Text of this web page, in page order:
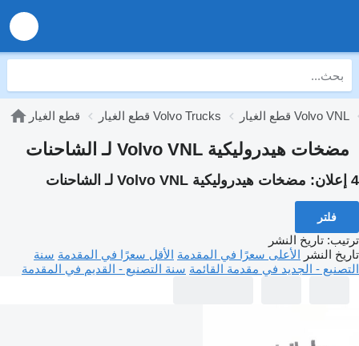
قطع الغيار قطع الغيار Volvo Trucks قطع الغيار Volvo VNL
مضخات هيدروليكية Volvo VNL لـ الشاحنات
4 إعلان: مضخات هيدروليكية Volvo VNL لـ الشاحنات
فلتر
ترتيب: تاريخ النشر
تاريخ النشر الأعلى سعرًا في المقدمة الأقل سعرًا في المقدمة سنة
التصنيع - الجديد في مقدمة القائمة سنة التصنيع - القديم في المقدمة